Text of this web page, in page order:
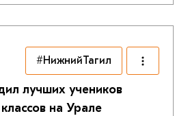
лучших учеников
на Урале
#НижнийТагил